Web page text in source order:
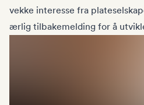
vekke interesse fra
ærlig tilbakemelding for å